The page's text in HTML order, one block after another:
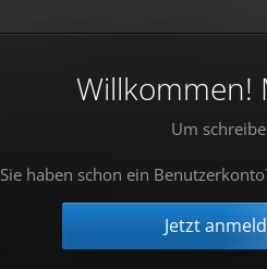
Willkommen!
Um
Sie haben schon ein
Jetzt